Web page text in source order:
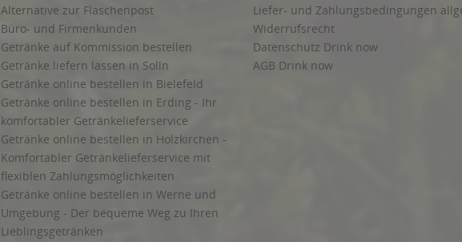
Alternative zur Flaschenpost
Büro- und Firmenkunden
Getränke auf Kommission bestellen
Getränke liefern lassen in Solln
Getränke online bestellen in Bielefeld
Getränke online bestellen in Erding - Ihr
komfortabler Getränkelieferservice
Getränke online bestellen in Holzkirchen -
Komfortabler Getränkelieferservice mit
flexiblen Zahlungsmöglichkeiten
Getränke online bestellen in Werne und
Umgebung - Der bequeme Weg zu Ihren
Lieblingsgetränken
Liefer- und Zahlungsbedingungen
Widerrufsrecht
Datenschutz Drink now
AGB Drink now